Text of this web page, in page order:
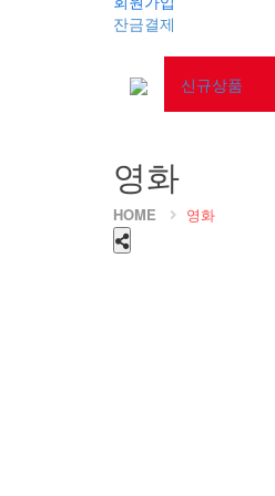
잔금결제
신규상품
영화
HOME 영화